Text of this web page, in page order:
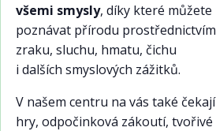
všemi smysly, díky které můžete
poznávat přírodu prostřednictvím
zraku, sluchu, hmatu, čichu
i dalších smyslových zážitků.
V našem centru na vás také čekají
hry, odpočinková zákoutí, tvořivé